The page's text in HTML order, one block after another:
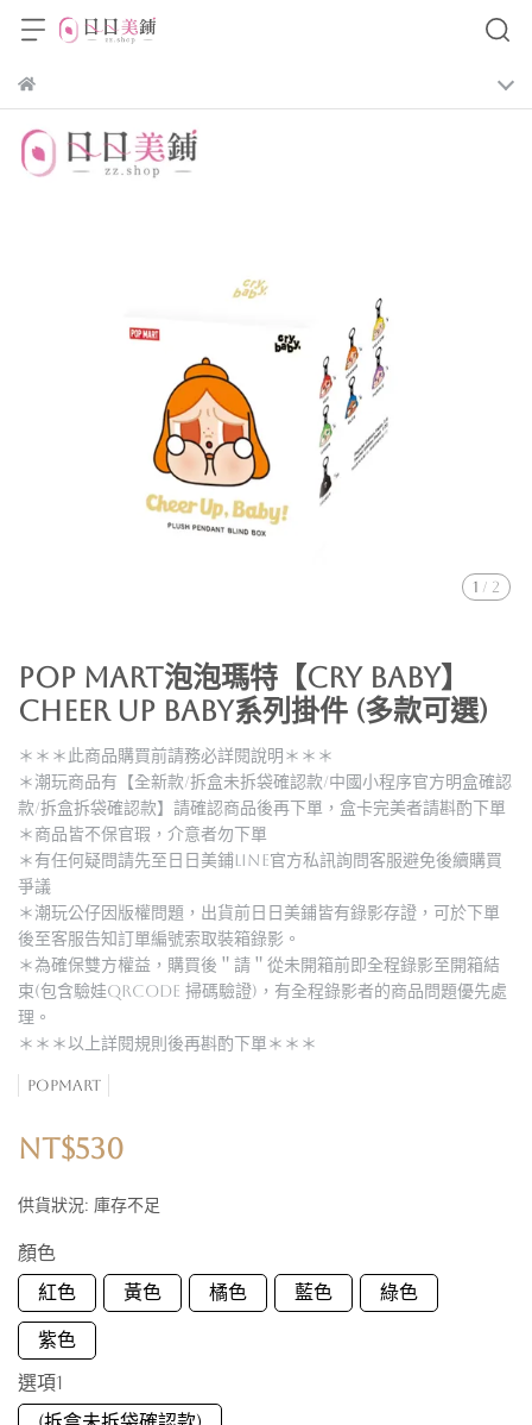
1 / 2
POP MART泡泡瑪特【CRY BABY】
CHEER UP BABY系列掛件 (多款可選)
＊＊＊此商品購買前請務必詳閱說明＊＊＊
＊潮玩商品有【全新款/拆盒未拆袋確認款/中國小程序官方明盒確認
款/拆盒拆袋確認款】請確認商品後再下單，盒卡完美者請斟酌下單
＊商品皆不保官瑕，介意者勿下單
＊有任何疑問請先至日日美鋪LINE官方私訊詢問客服避免後續購買
爭議
＊潮玩公仔因版權問題，出貨前日日美鋪皆有錄影存證，可於下單
後至客服告知訂單編號索取裝箱錄影。
＊為確保雙方權益，購買後＂請＂從未開箱前即全程錄影至開箱結
束(包含驗娃QRCODE 掃碼驗證)，有全程錄影者的商品問題優先處
理。
＊＊＊以上詳閱規則後再斟酌下單＊＊＊
POPMART
NT$530
供貨狀況: 庫存不足
顏色
紅色
黃色 橘色 藍色 綠色
紫色
選項1